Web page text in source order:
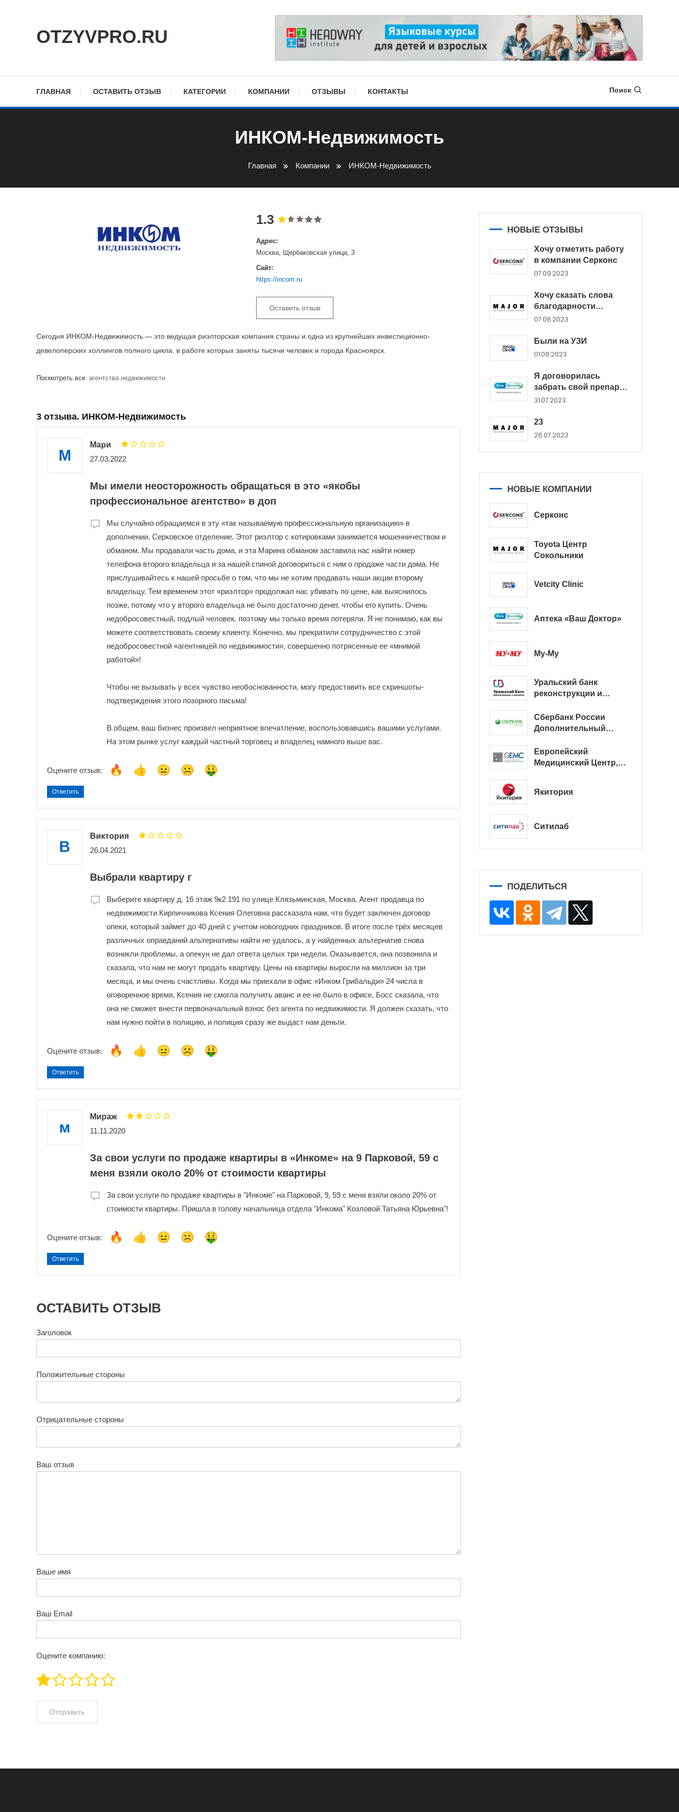
OTZYVPRO.RU
ГЛАВНАЯ ОСТАВИТЬ ОТЗЫВ КАТЕГОРИИ КОМПАНИИ ОТЗЫВЫ КОНТАКТЫ Поиск
ИНКОМ-Недвижимость
Главная Компании ИНКОМ-Недвижимость
1.3
Адрес:
Москва, Щербаковская улица, 3
Сайт:
https://incom.ru
Оставить отзыв
Сегодня ИНКОМ-Недвижимость — это ведущая риэлторская компания страны и одна из крупнейших инвестиционно-
девелоперских холлингов полного цикла, в работе которых заняты тысячи человек и города Красноярск.
Посмотреть все агентства недвижимости
3 отзыва. ИНКОМ-Недвижимость
М
Мари
27.03.2022
Мы имели неосторожность обращаться в это «якобы
профессиональное агентство» в доп
Мы случайно обращаемся в эту «так называемую профессиональную организацию» в
дополнении. Серковское отделение. Этот риэлтор с котировками занимается мошенничеством и
обманом. Мы продавали часть дома, и эта Марина обманом заставила нас найти номер
телефона второго владельца и за нашей спиной договориться с ним о продаже части дома. Не
прислушивайтесь к нашей просьбе о том, что мы не хотим продавать наши акции второму
владельцу. Тем временем этот «риэлтор» продолжал нас убивать по цене, как выяснилось
позже, потому что у второго владельца не было достаточно денег, чтобы его купить. Очень
недобросовестный, подлый человек, поэтому мы только время потеряли. Я не понимаю, как вы
можете соответствовать своему клиенту. Конечно, мы прекратили сотрудничество с этой
недобросовестной «агентницей по недвижимости», совершенно потрясенные ее «мнимой
работой»!
Чтобы не вызывать у всех чувство необоснованности, могу предоставить все скриншоты-
подтверждения этого позорного письма!
В общем, ваш бизнес произвел неприятное впечатление, воспользовавшись вашими услугами.
На этом рынке услуг каждый частный торговец и владелец намного выше вас.
Оцените отзыв:
Ответить
В
Виктория
26.04.2021
Выбрали квартиру г
Выберите квартиру д. 16 этаж 9к2 191 по улице Клязьминская, Москва. Агент продавца по
недвижимости Кирпичникова Ксения Олеговна рассказала нам, что будет заключен договор
опеки, который займет до 40 дней с учетом новогодних праздников. В итоге после трёх месяцев
различных оправданий альтернативы найти не удалось, а у найденных альтернатив снова
возникли проблемы, а опекун не дал ответа целых три недели. Оказывается, она позвонила и
сказала, что нам не могут продать квартиру. Цены на квартиры выросли на миллион за три
месяца, и мы очень счастливы. Когда мы приехали в офис «Инком Грибальди» 24 числа в
оговоренное время, Ксения не смогла получить аванс и ее не было в офисе. Босс сказала, что
она не сможет внести первоначальный взнос без агента по недвижимости. Я должен сказать, что
нам нужно пойти в полицию, и полиция сразу же выдаст нам деньги.
Оцените отзыв:
Ответить
м
Мираж
11.11.2020
За свои услуги по продаже квартиры в «Инкоме» на 9 Парковой, 59 с
меня взяли около 20% от стоимости квартиры
За свои услуги по продаже квартиры в "Инкоме" на Парковой, 9, 59 с меня взяли около 20% от
стоимости квартиры. Пришла в голову начальница отдела "Инкома" Козловой Татьяна Юрьевна"!
Оцените отзыв:
Ответить
ОСТАВИТЬ ОТЗЫВ
Заголовок
Положительные стороны
Отрицательные стороны
Ваш отзыв
Ваше имя
Ваш Email
Оцените компанию:
НОВЫЕ ОТЗЫВЫ
Хочу отметить работу
в компании Серконс
07.09.2023
Хочу сказать слова
благодарности
менеджерам Major...
07.08.2023
Были на УЗИ
01.08.2023
Я договорилась
забрать свой препарат
в...
31.07.2023
23
26.07.2023
НОВЫЕ КОМПАНИИ
Серконс
Toyota Центр
Сокольники
Vetcity Clinic
Аптека «Ваш Доктор»
Му-Му
Уральский банк
реконструкции и
Сбербанк России
Дополнительный
Европейский
Медицинский Центр,
Якитория
Ситилаб
ПОДЕЛИТЬСЯ